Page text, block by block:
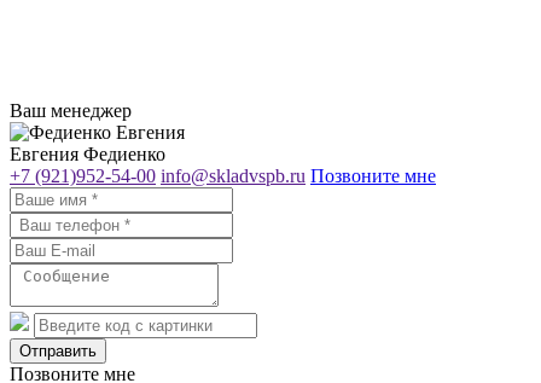
Ваш менеджер
Евгения Федиенко
+7 (921)952-54-00 info@skladvspb.ru Позвоните мне
Отправить
Позвоните мне